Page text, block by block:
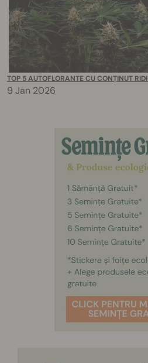
TOP 5 AUTOFLORANTE CU CONȚINUT
9 Jan 2026